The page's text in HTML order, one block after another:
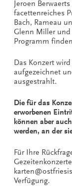
Jeroen
facettenreiches
Bach, Rameau
Glenn Miller und
Programm
Das Konzert
aufgezeichnet
ausgestrahlt.
Die für das
erworbenen
können aber
werden, an der
Für Ihre
Verfügung.